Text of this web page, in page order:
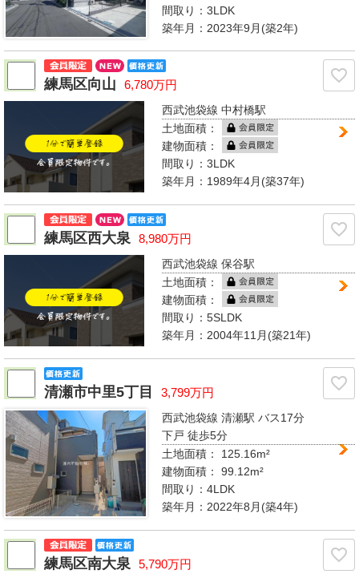
間取り：3LDK
築年月：2023年9月(築2年)
練馬区向山 6,780万円
西武池袋線 中村橋駅
土地面積：
建物面積：
間取り：3LDK
築年月：1989年4月(築37年)
練馬区西大泉 8,980万円
西武池袋線 保谷駅
土地面積：
建物面積：
間取り：5SLDK
築年月：2004年11月(築21年)
清瀬市中里5丁目 3,799万円
西武池袋線 清瀬駅バス17分
下戸 徒歩5分
土地面積： 125.16m²
建物面積：99.12m²
間取り：4LDK
築年月：2022年8月(築4年)
練馬区南大泉 5,790万円